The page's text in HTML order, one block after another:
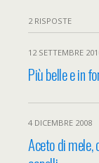
2 RISPOSTE
12 SETTEMBRE
Più belle e in
4 DICEMBRE 2008
Aceto di mele,